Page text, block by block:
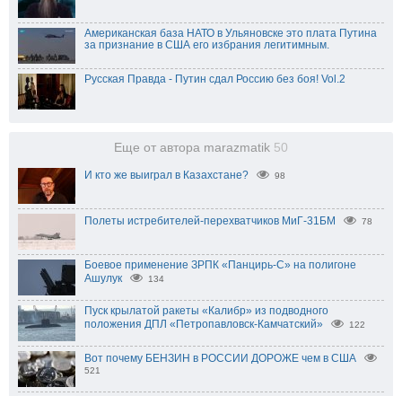
Американская база НАТО в Ульяновске это плата Путина
за признание в США его избрания легитимным.
Русская Правда - Путин сдал Россию без боя! Vol.2
Еще от автора marazmatik 50
И кто же выиграл в Казахстане? 98
Полеты истребителей-перехватчиков МиГ-31БМ 78
Боевое применение ЗРПК «Панцирь-С» на полигоне
Ашулук
134
Пуск крылатой ракеты «Калибр» из подводного
положения ДПЛ «Петропавловск-Камчатский»
122
Вот почему БЕНЗИН в РОССИИ ДОРОЖЕ чем в США
521